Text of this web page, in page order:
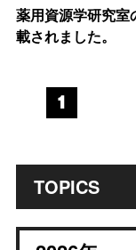
TOPICS
薬用資源学研究
載されました。
1